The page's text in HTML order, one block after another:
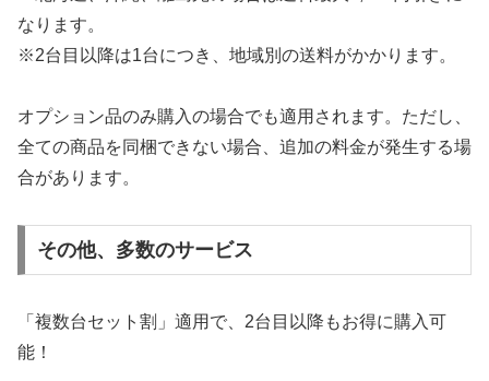
なります。
※2台目以降は1台につき、地域別の送料がかかります。
オプション品のみ購入の場合でも適用されます。ただし、
全ての商品を同梱できない場合、追加の料金が発生する場
合があります。
その他、多数のサービス
「複数台セット割」適用で、2台目以降もお得に購入可
能！